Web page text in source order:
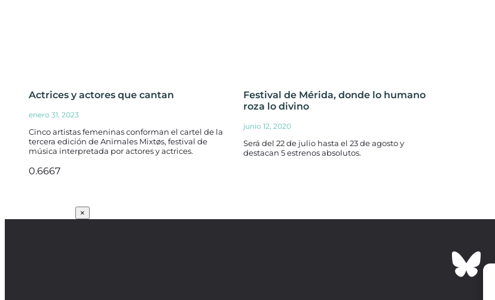
Actrices y actores que cantan
enero 31, 2023
Cinco artistas femeninas conforman el cartel de la
tercera edición de Anïmales Mixtøs, festival de
música interpretada por actores y actrices.
Festival de Mérida, donde lo humano
roza lo divino
junio 12, 2020
Será del 22 de julio hasta el 23 de agosto y
destacan 5 estrenos absolutos.
×